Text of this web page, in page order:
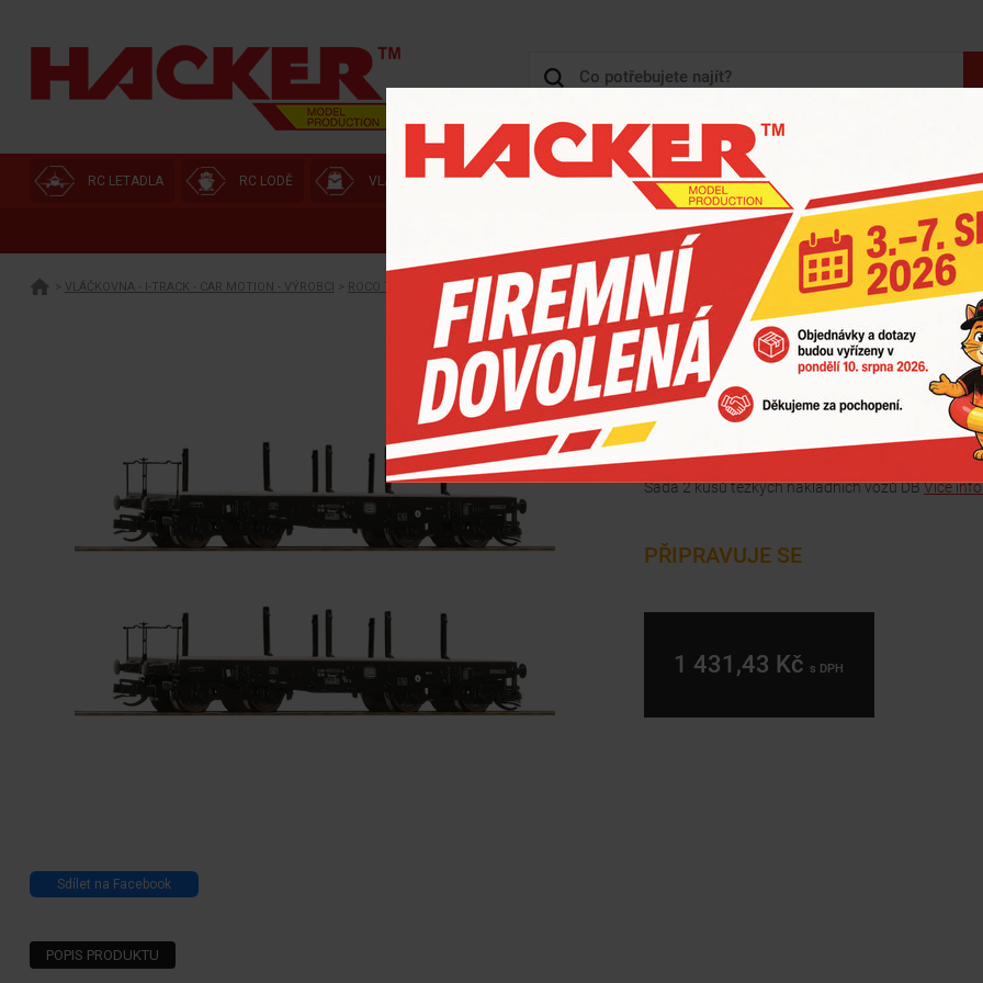
RC LETADLA RC LODĚ VLÁČKOVNA 3D TISK, 3D KONSTRUKCE KARTONY - KRABICE +420
ZOBRAZIT HLAVNÍ KATEGORIE
> VLÁČKOVNA - I-TRACK - CAR MOTION - VÝROBCI > ROCO TT SADA 2 KUSŮ TĚŽKÝCH NÁKLADNÍCH VOZŮ DB
Sdílet na Facebook
Sada 2 kusů těžkých
ARTIKL: ROTT6680028
Sada 2 kusů těžkých nákladních vozů DBVíce
PŘIPRAVUJE SE
1 431,43 Kč s DPH
POPIS PRODUKTU